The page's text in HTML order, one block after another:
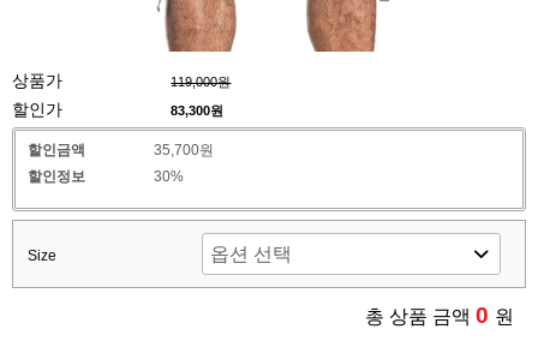
상품가 119,000원
할인가 83,300원
할인금액
35,700원
할인정보
30%
Size
총 상품 금액 0 원